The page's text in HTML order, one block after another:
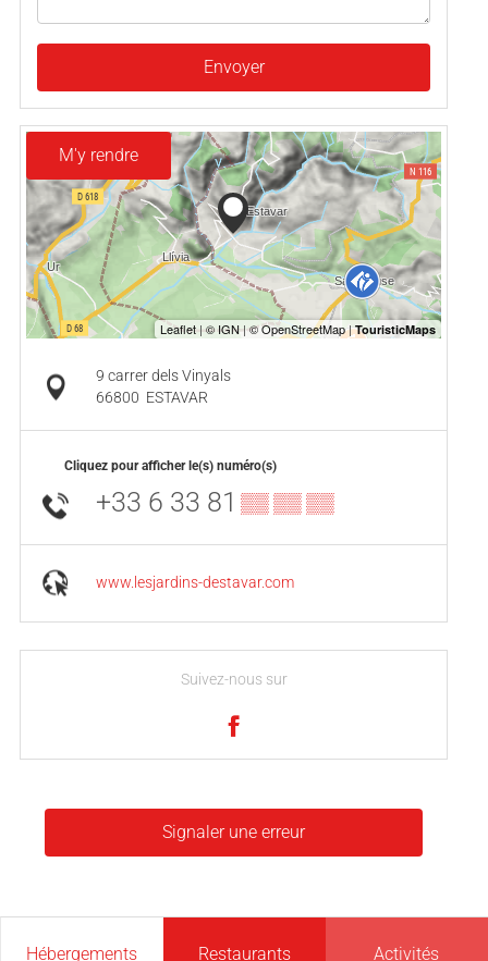
Envoyer
M'y rendre
9 carrer dels Vinyals
66800 ESTAVAR
Cliquez pour afficher le(s) numéro(s)
+33 6 33 81 ▒▒ ▒▒ ▒▒
www.lesjardins-destavar.com
Suivez-nous sur
Signaler une erreur
Hébergements Restaurants Activités